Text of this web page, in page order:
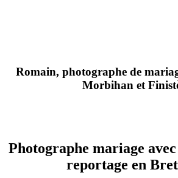
Romain, photographe de
Morbihan et
Photographe mariage
reportage en